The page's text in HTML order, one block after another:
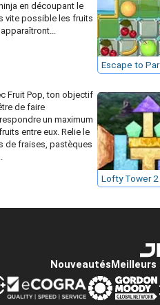
en découpant le
vite possible les fruits
Fruit Pop, ton objectif
de faire
un maximum
entre eux. Relie le
de fraises, pastèques
Lofty Tower 2
Nouveautés Meilleurs